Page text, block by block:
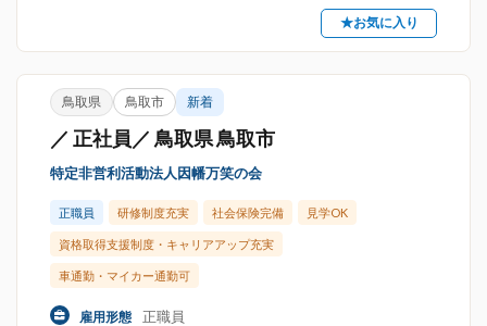
★お気に入り
鳥取県 鳥取市 新着
／ 正社員／ 鳥取県 鳥取市
特定非営利活動法人因幡万笑の会
正職員 研修制度充実 社会保険完備 見学OK
資格取得支援制度・キャリアアップ充実
車通勤・マイカー通勤可
雇用形態 正職員